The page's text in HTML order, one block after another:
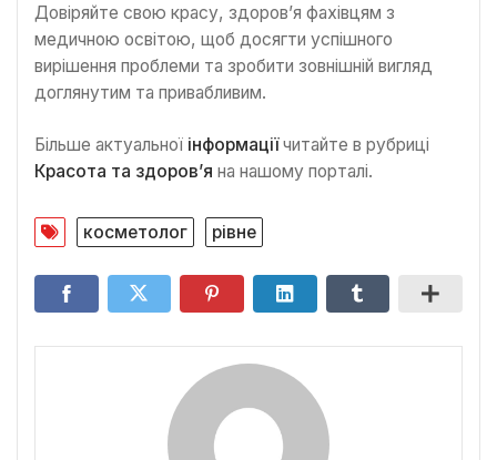
Довіряйте свою красу, здоров’я фахівцям з
медичною освітою, щоб досягти успішного
вирішення проблеми та зробити зовнішній вигляд
доглянутим та привабливим.
Більше актуальної інформаціїчитайте в рубриці
Красота та здоров’я на нашому порталі.
косметолог рівне